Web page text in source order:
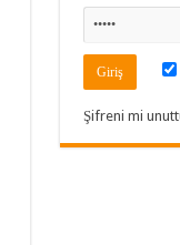
Şifreni mi